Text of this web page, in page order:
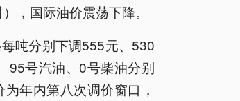
国际油价震荡下降。
吨分别下调555元、530
95号汽油、0号柴油分别
年内第八次调价窗口，